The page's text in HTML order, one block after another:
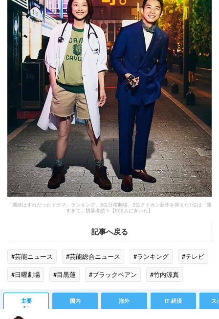
「期待はずれだったドラマ」ランキング…3位日曜劇場、2位クドカン新作を抑えた1位は「重
すぎて」脱落者続々【500人にきいた】
記事へ戻る
#芸能ニュース #芸能総合ニュース #ランキング
#テレビ
#日曜劇場
#目黒蓮 #ブラックペアン
#竹内涼真
#科捜研の女
#加藤諒 #塚地武雅 #濱田岳
#山田涼介
#有村架純
#風間トオル #橋本愛 #木南晴夏
主要 国内 海外 IT 経済 ス